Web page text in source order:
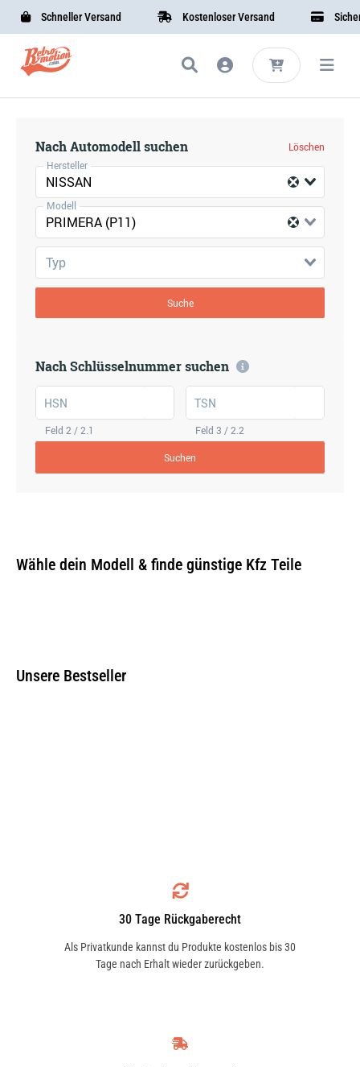
Schneller Versand Kostenloser Versand Sichere
Nach Automodell suchen
Löschen
Hersteller
NISSAN
Modell
PRIMERA (P11)
Typ
Suche
Nach Schlüsselnummer suchen
HSN
Feld 2 / 2.1
TSN
Feld 3 / 2.2
Suchen
Wähle dein Modell & finde günstige Kfz Teile
Unsere Bestseller
30 Tage Rückgaberecht
Als Privatkunde kannst du Produkte kostenlos bis 30
Tage nach Erhalt wieder zurückgeben.